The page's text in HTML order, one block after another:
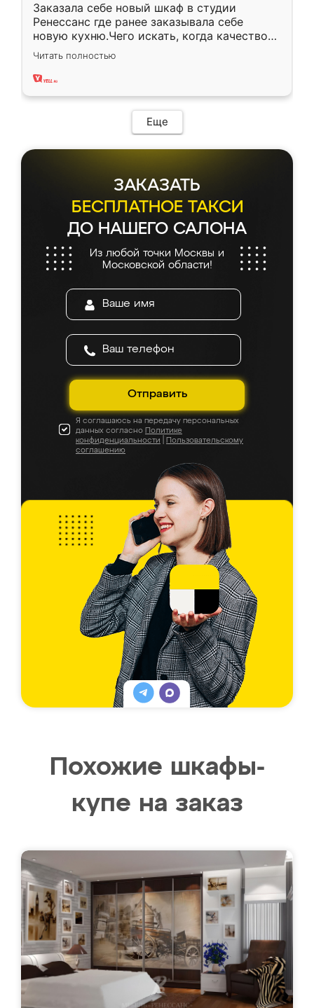
Заказала себе новый шкаф в студии
Ренессанс где ранее заказывала себе
новую кухню.Чего искать, когда качеством
вполне довольна. Служит кухня уже почти
два года, нареканий нет.
Читать полностью
Еще
ЗАКАЗАТЬ
БЕСПЛАТНОЕ ТАКСИ
ДО НАШЕГО САЛОНА
Из любой точки Москвы и
Московской области!
Отправить
Я соглашаюсь на передачу персональных
данных согласно Политике
конфиденциальности
Пользовательскому
соглашению
Похожие шкафы-
купе на заказ